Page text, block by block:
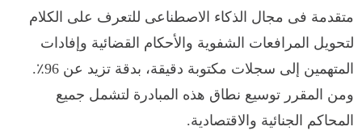
متقدمة فى مجال الذكاء الاصطناعى للتعرف على الكلام
لتحويل المرافعات الشفوية والأحكام القضائية وإفادات
المتهمين إلى سجلات مكتوبة دقيقة، بدقة تزيد عن 96٪.
ومن المقرر توسيع نطاق هذه المبادرة لتشمل جميع
المحاكم الجنائية والاقتصادية.